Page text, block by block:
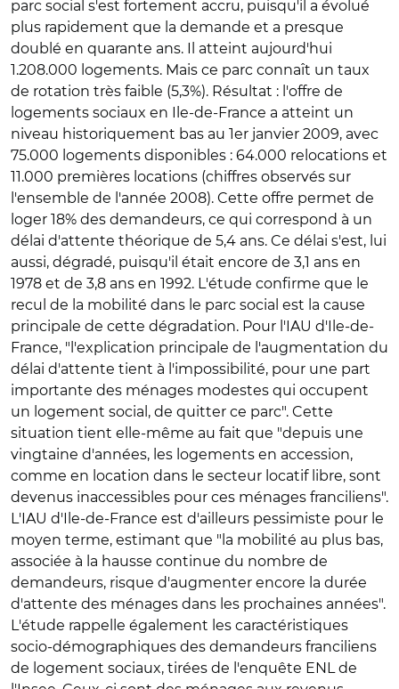
parc social s'est fortement accru, puisqu'il a évolué
plus rapidement que la demande et a presque
doublé en quarante ans. Il atteint aujourd'hui
1.208.000 logements. Mais ce parc connaît un taux
de rotation très faible (5,3%). Résultat : l'offre de
logements sociaux en Ile-de-France a atteint un
niveau historiquement bas au 1er janvier 2009, avec
75.000 logements disponibles : 64.000 relocations et
11.000 premières locations (chiffres observés sur
l'ensemble de l'année 2008). Cette offre permet de
loger 18% des demandeurs, ce qui correspond à un
délai d'attente théorique de 5,4 ans. Ce délai s'est, lui
aussi, dégradé, puisqu'il était encore de 3,1 ans en
1978 et de 3,8 ans en 1992. L'étude confirme que le
recul de la mobilité dans le parc social est la cause
principale de cette dégradation. Pour l'IAU d'Ile-de-
France, "l'explication principale de l'augmentation du
délai d'attente tient à l'impossibilité, pour une part
importante des ménages modestes qui occupent
un logement social, de quitter ce parc". Cette
situation tient elle-même au fait que "depuis une
vingtaine d'années, les logements en accession,
comme en location dans le secteur locatif libre, sont
devenus inaccessibles pour ces ménages franciliens".
L'IAU d'Ile-de-France est d'ailleurs pessimiste pour le
moyen terme, estimant que "la mobilité au plus bas,
associée à la hausse continue du nombre de
demandeurs, risque d'augmenter encore la durée
d'attente des ménages dans les prochaines années".
L'étude rappelle également les caractéristiques
socio-démographiques des demandeurs franciliens
de logement sociaux, tirées de l'enquête ENL de